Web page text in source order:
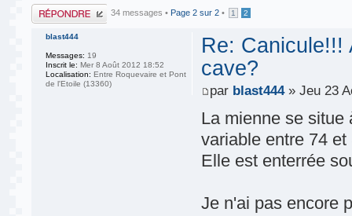
Publier une
réponse
34 messages • Page 2 sur 2 • 1 2
Re: Canicule!!!
cave?
par blast444» Jeu 23
La mienne se situe
variable entre 74 et
Elle est enterrée
Je n'ai pas encore
blast444
Messages: 19
Inscrit le: Mer 8 Août 2012 18:52
Localisation: Entre Roquevaire et Pont
de l'Etoile (13360)